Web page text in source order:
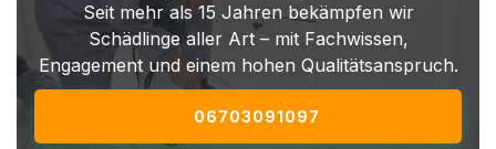
Seit mehr als 15 Jahren bekämpfen wir
Schädlinge aller Art – mit Fachwissen,
Engagement und einem hohen Qualitätsanspruch.
06703091097